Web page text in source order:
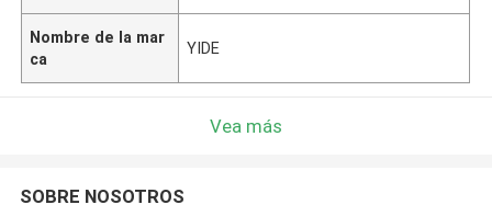
Nombre de la mar
ca
YIDE
Vea más
SOBRE NOSOTROS